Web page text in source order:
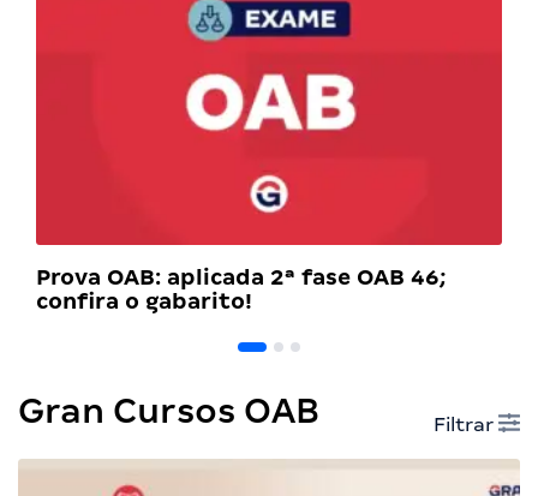
Prova OAB: aplicada 2ª fase OAB 46;
confira o gabarito!
Gran Cursos OAB Filtrar